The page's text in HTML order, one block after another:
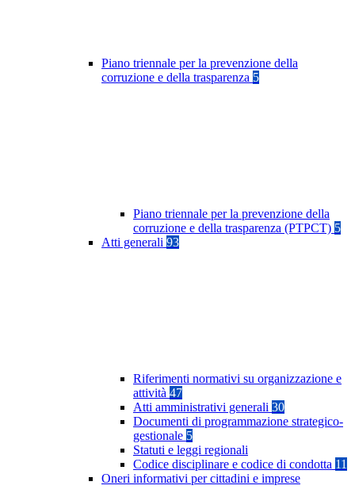
Piano triennale per la prevenzione della
corruzione e della trasparenza 5
Piano triennale per la prevenzione della
corruzione e della trasparenza (PTPCT) 5
Atti generali 93
Riferimenti normativi su organizzazione e
attività 47
Atti amministrativi generali 30
Documenti di programmazione strategico-
gestionale 5
Statuti e leggi regionali
Codice disciplinare e codice di condotta 11
Oneri informativi per cittadini e imprese